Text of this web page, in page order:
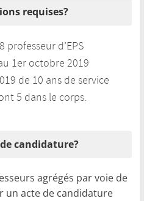
requises?
d’EPS
1er octobre 2019
de 10 ans de service
5 dans le corps.
candidature?
agrégés par voie de
un acte de candidature